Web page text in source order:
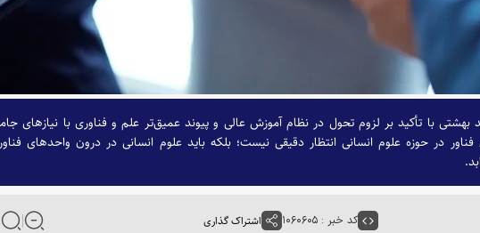
با تأکید بر لزوم تحول در نظام آموزش عالی و پیوند عمیق‌تر علم و فناوری با نیازهای
در حوزه علوم انسانی انتظار دقیقی نیست؛ بلکه باید علوم انسانی در درون واحدهای
کد خبر : ۱۰۶۰۶۰۵ اشتراک گذاری